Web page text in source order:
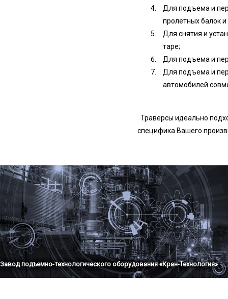
Для подъема и
пролетных балок
Для снятия и
таре;
Для подъема и
Для подъема и
автомобилей
Траверсы идеально
специфика Вашего
Завод подъемно-технологического оборудования «Кран-Технология»